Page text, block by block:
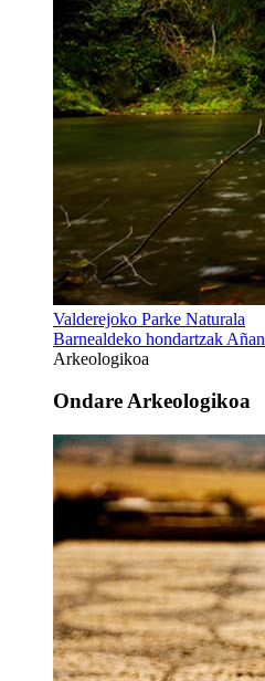
Valderejoko Parke Naturala
Barnealdeko hondartzak
Arkeologikoa
Ondare Arkeologikoa